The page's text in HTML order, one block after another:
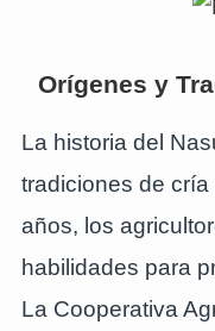
Orígenes y
La historia del
tradiciones de
años, los
habilidades para
La Cooperativa